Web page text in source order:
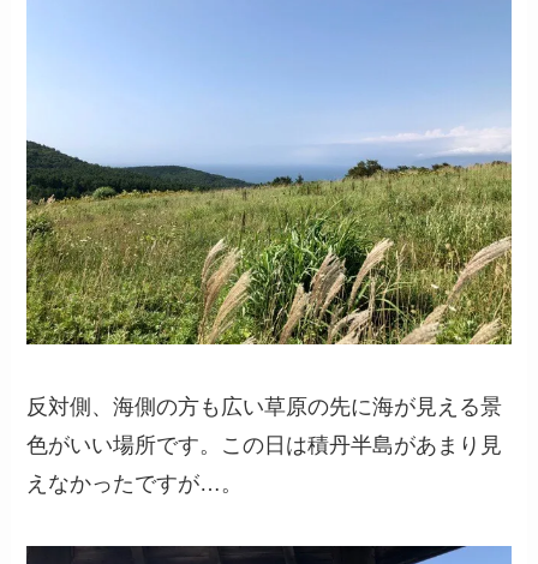
反対側、海側の方も広い草原の先に海が見える景
色がいい場所です。この日は積丹半島があまり見
えなかったですが…。